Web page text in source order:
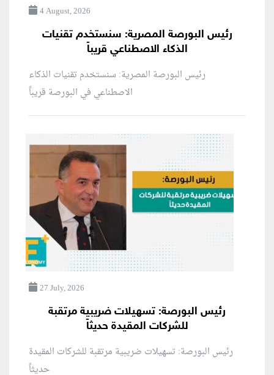
4 August, 2026
رئيس البورصة المصرية: سنستخدم تقنيات
الذكاء الاصطناعي قريباً
رئيس البورصة المصرية: سنستخدم تقنيات الذكاء
الاصطناعي في البورصة قريباً
27 July, 2026
رئيس البورصة: تسهيلات ضريبية مرتقبة
للشركات المقيدة حديثاً
رئيس البورصة: تسهيلات ضريبية مرتقبة للشركات المقيدة